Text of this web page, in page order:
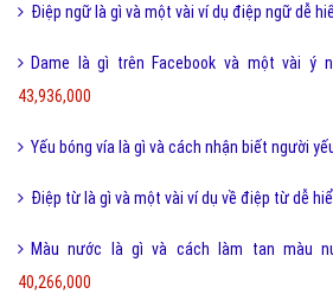
Điệp ngữ là gì và một vài ví dụ điệp ngữ dễ
Dame là gì trên Facebook và một vài ý
43,936,000
Yếu bóng vía là gì và cách nhận biết người
Điệp từ là gì và một vài ví dụ về điệp từ dễ
Màu nước là gì và cách làm tan màu
40,266,000